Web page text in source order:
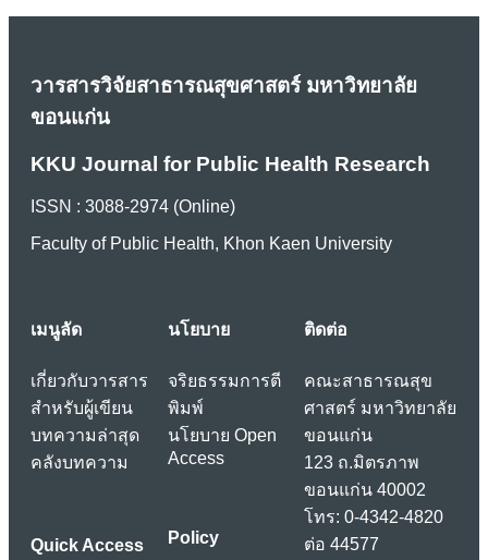
วารสารวิจัยสาธารณสุขศาสตร์ มหาวิทยาลัย
ขอนแก่น
KKU Journal for Public Health Research
ISSN : 3088-2974 (Online)
Faculty of Public Health, Khon Kaen University
เมนูลัด
เกี่ยวกับวารสาร
สำหรับผู้เขียน
บทความล่าสุด
คลังบทความ
Quick Access
นโยบาย
จริยธรรมการตี
พิมพ์
นโยบาย Open
Access
Policy
ติดต่อ
คณะสาธารณสุข
ศาสตร์ มหาวิทยาลัย
ขอนแก่น
123 ถ.มิตรภาพ
ขอนแก่น 40002
โทร: 0-4342-4820
ต่อ 44577